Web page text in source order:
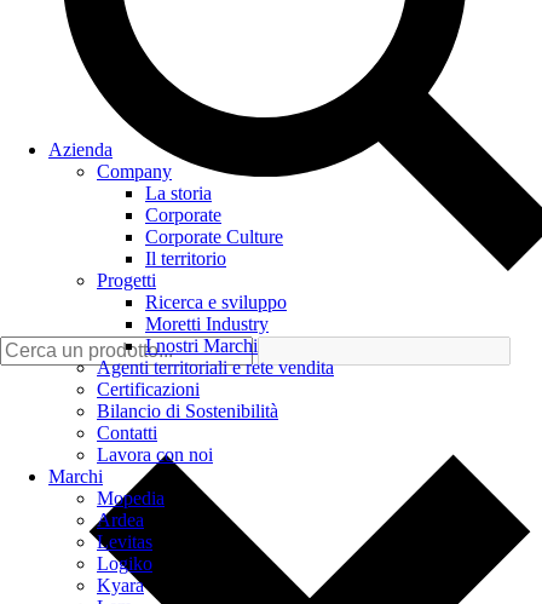
Azienda
Company
La storia
Corporate
Corporate Culture
Il territorio
Progetti
Ricerca e sviluppo
Moretti Industry
I nostri Marchi
Agenti territoriali e rete vendita
Certificazioni
Bilancio di Sostenibilità
Contatti
Lavora con noi
Marchi
Mopedia
Ardea
Levitas
Logiko
Kyara